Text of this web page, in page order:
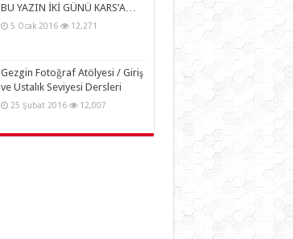
BU YAZIN İKİ GÜNÜ KARS’A…
5 Ocak 2016 12,271
Gezgin Fotoğraf Atölyesi / Giriş
ve Ustalık Seviyesi Dersleri
25 Şubat 2016 12,007